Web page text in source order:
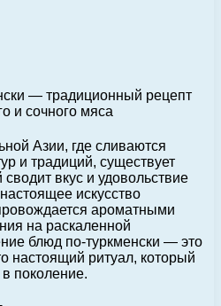
Азии, где сливаются
и традиций, существует
вкус и удовольствие
искусство
ароматными
на раскаленной
блюд по-туркменски — это
настоящий ритуал, который
поколение.